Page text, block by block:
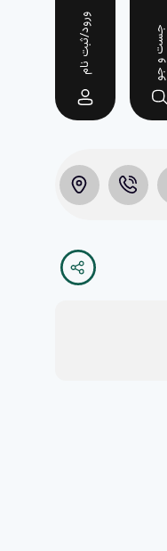
جست و جو ورود/ثبت نام